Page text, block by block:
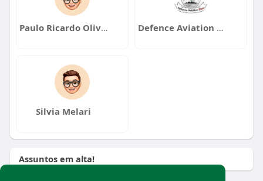
Paulo Ricardo Oliveira dos Santos Defence Aviation Post
Silvia Melari
Assuntos em alta!